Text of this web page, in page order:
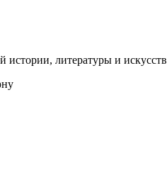
истории, литературы и искусств